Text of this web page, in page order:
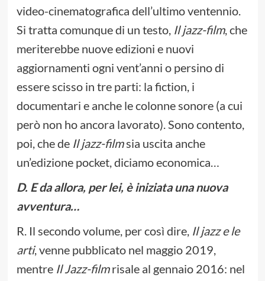
video-cinematografica dell’ultimo ventennio.
Si tratta comunque di un testo, Il jazz-film, che
meriterebbe nuove edizioni e nuovi
aggiornamenti ogni vent’anni o persino di
essere scisso in tre parti: la fiction, i
documentari e anche le colonne sonore (a cui
però non ho ancora lavorato). Sono contento,
poi, che de Il jazz-filmsia uscita anche
un’edizione pocket, diciamo economica…
D. E da allora, per lei, è iniziata una nuova
avventura…
R. Il secondo volume, per così dire, Il jazz e le
arti, venne pubblicato nel maggio 2019,
mentre Il Jazz-filmrisale al gennaio 2016: nel